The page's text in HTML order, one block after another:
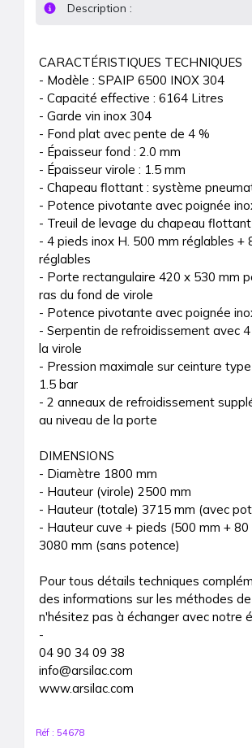
Description :
CARACTÉRISTIQUES TECHNIQUES
- Modèle : SPAIP 6500 INOX 304
- Capacité effective : 6164 Litres
- Garde vin inox 304
- Fond plat avec pente de 4 %
- Épaisseur fond : 2.0 mm
- Épaisseur virole : 1.5 mm
- Chapeau flottant : système
- Potence pivotante avec poignée
- Treuil de levage du chapeau flottant
- 4 pieds inox H. 500 mm réglables +
réglables
- Porte rectangulaire 420 x 530 mm
ras du fond de virole
- Potence pivotante avec poignée
- Serpentin de refroidissement avec
la virole
- Pression maximale sur ceinture
1.5 bar
- 2 anneaux de refroidissement
au niveau de la porte
DIMENSIONS
- Diamètre 1800 mm
- Hauteur (virole) 2500 mm
- Hauteur (totale) 3715 mm (avec
- Hauteur cuve + pieds (500 mm + 80
3080 mm (sans potence)
Pour tous détails techniques
des informations sur les méthodes
n'hésitez pas à échanger avec notre
-
04 90 34 09 38
info@arsilac.com
www.arsilac.com
Réf : 54678